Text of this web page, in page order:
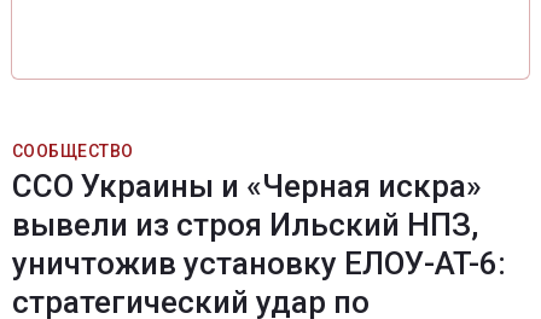
СООБЩЕСТВО
ССО Украины и «Черная искра»
вывели из строя Ильский НПЗ,
уничтожив установку ЕЛОУ-AT-6:
стратегический удар по